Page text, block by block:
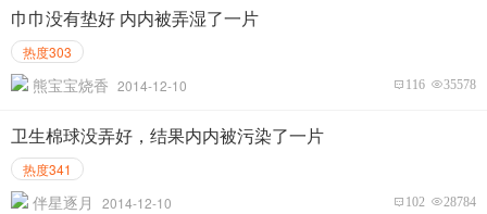
巾巾没有垫好 内内被弄湿了一片
热度303
熊宝宝烧香 2014-12-10 35578
116
卫生棉球没弄好，结果内内被污染了一片
热度341
伴星逐月 2014-12-10 28784
102